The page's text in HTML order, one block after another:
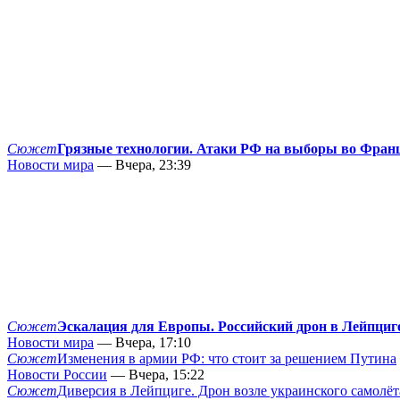
СюжетГрязные технологии. Атаки РФ на выборы во
Новости мира — Вчера, 23:39
СюжетЭскалация для Европы. Российский дрон в
Новости мира — Вчера, 17:10
СюжетИзменения в армии РФ: что стоит за решением Путина
Новости России — Вчера, 15:22
СюжетДиверсия в Лейпциге. Дрон возле украинского